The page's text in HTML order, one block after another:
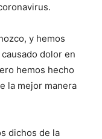
y hemos
dolor en
hemos hecho
la mejor manera
dichos de la